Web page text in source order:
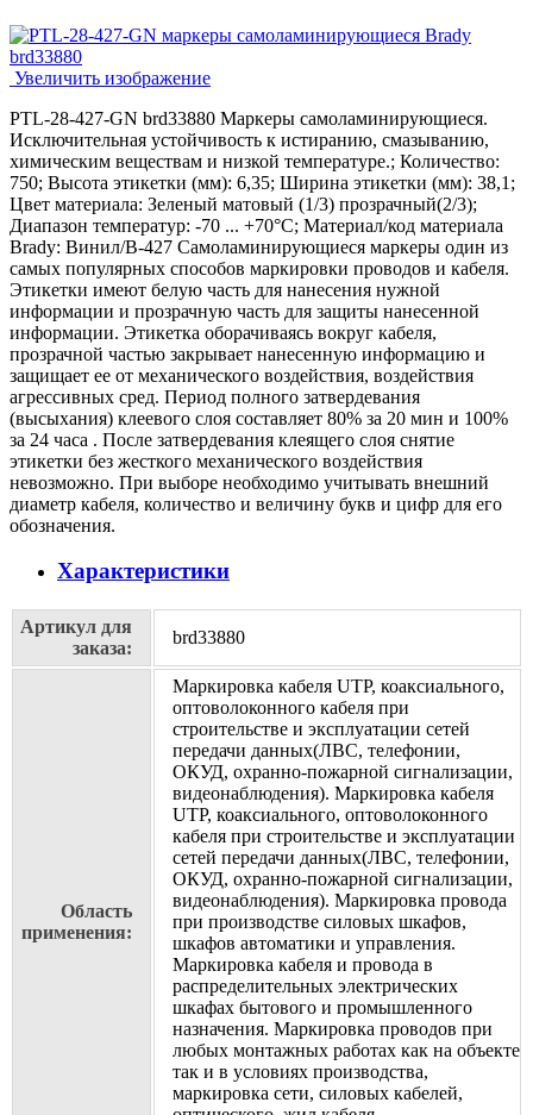
Увеличить изображение
PTL-28-427-GN brd33880 Маркеры самоламинирующиеся.
Исключительная устойчивость к истиранию, смазыванию,
химическим веществам и низкой температуре.; Количество:
750; Высота этикетки (мм): 6,35; Ширина этикетки (мм): 38,1;
Цвет материала: Зеленый матовый (1/3) прозрачный(2/3);
Диапазон температур: -70 ... +70°С; Материал/код материала
Brady: Винил/В-427 Самоламинирующиеся маркеры один из
самых популярных способов маркировки проводов и кабеля.
Этикетки имеют белую часть для нанесения нужной
информации и прозрачную часть для защиты нанесенной
информации. Этикетка оборачиваясь вокруг кабеля,
прозрачной частью закрывает нанесенную информацию и
защищает ее от механического воздействия, воздействия
агрессивных сред. Период полного затвердевания
(высыхания) клеевого слоя составляет 80% за 20 мин и 100%
за 24 часа . После затвердевания клеящего слоя снятие
этикетки без жесткого механического воздействия
невозможно. При выборе необходимо учитывать внешний
диаметр кабеля, количество и величину букв и цифр для его
обозначения.
Характеристики
Артикул для
заказа:
brd33880
Область
применения:
Маркировка кабеля UTP, коаксиального,
оптоволоконного кабеля при
строительстве и эксплуатации сетей
передачи данных(ЛВС, телефонии,
ОКУД, охранно-пожарной сигнализации,
видеонаблюдения). Маркировка кабеля
UTP, коаксиального, оптоволоконного
кабеля при строительстве и эксплуатации
сетей передачи данных(ЛВС, телефонии,
ОКУД, охранно-пожарной сигнализации,
видеонаблюдения). Маркировка провода
при производстве силовых шкафов,
шкафов автоматики и управления.
Маркировка кабеля и провода в
распределительных электрических
шкафах бытового и промышленного
назначения. Маркировка проводов при
любых монтажных работах как на объекте
так и в условиях производства,
маркировка сети, силовых кабелей,